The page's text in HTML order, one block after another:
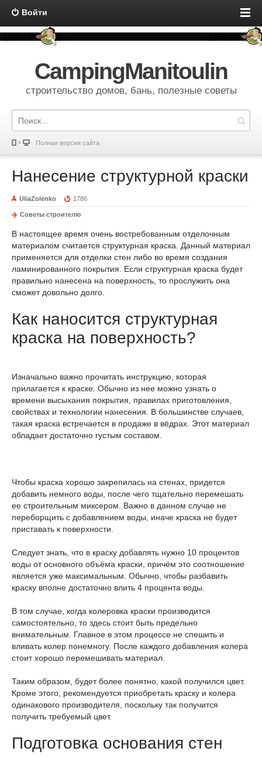
Войти
CampingManitoulin
строительство домов, бань, полезные советы
Полная версия сайта
Нанесение структурной краски
UliaZolenko 1786
Советы строителю
В настоящее время очень востребованным отделочным
материалом считается структурная краска. Данный материал
применяется для отделки стен либо во время создания
ламинированного покрытия. Если структурная краска будет
правильно нанесена на поверхность, то прослужить она
сможет довольно долго.
Как наносится структурная
краска на поверхность?
Изначально важно прочитать инструкцию, которая
прилагается к краске. Обычно из нее можно узнать о
времени высыхания покрытия, правилах приготовления,
свойствах и технологии нанесения. В большинстве случаев,
такая краска встречается в продаже в вёдрах. Этот материал
обладает достаточно густым составом.
Чтобы краска хорошо закрепилась на стенах, придется
добавить немного воды, после чего тщательно перемешать
ее строительным миксером. Важно в данном случае не
переборщить с добавлением воды, иначе краска не будет
приставать к поверхности.
Следует знать, что в краску добавлять нужно 10 процентов
воды от основного объёма краски, причём это соотношение
является уже максимальным. Обычно, чтобы разбавить
краску вполне достаточно влить 4 процента воды.
В том случае, когда колеровка краски производится
самостоятельно, то здесь стоит быть предельно
внимательным. Главное в этом процессе не спешить и
вливать колер понемногу. После каждого добавления колера
стоит хорошо перемешивать материал.
Таким образом, будет более понятно, какой получился цвет.
Кроме этого, рекомендуется приобретать краску и колера
одинакового производителя, поскольку так получится
получить требуемый цвет.
Подготовка основания стен